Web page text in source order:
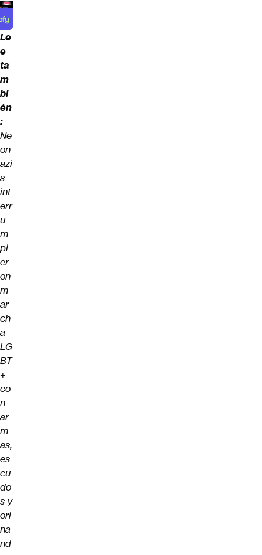
Le
e
ta
m
bi
én
:
Ne
on
azi
s
int
err
u
m
pi
er
on
m
ar
ch
a
LG
BT
+
co
n
ar
m
as,
es
cu
do
s y
ori
na
nd